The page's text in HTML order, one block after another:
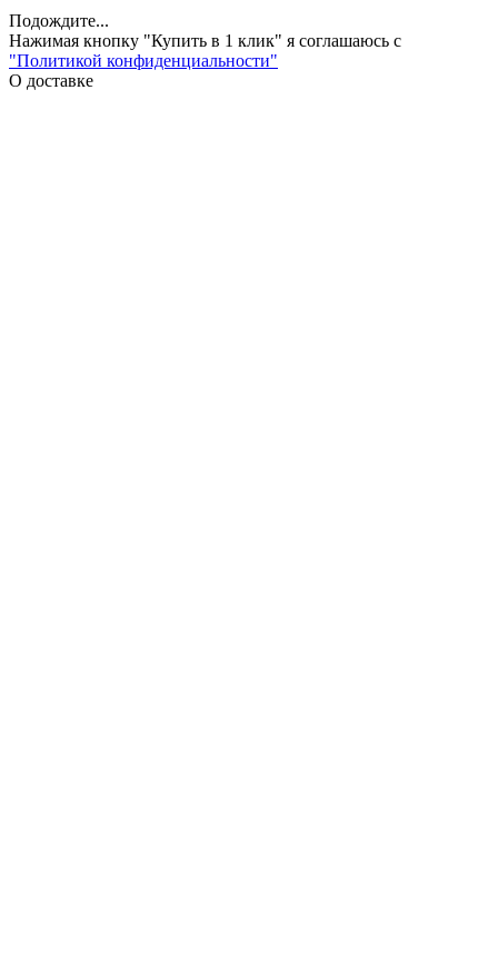
Подождите...
Нажимая кнопку "Купить в 1 клик" я соглашаюсь с
"Политикой конфиденциальности"
О доставке